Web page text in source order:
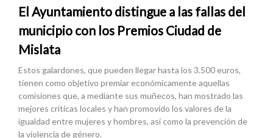
El Ayuntamiento distingue a las fallas del
municipio con los Premios Ciudad de
Mislata
Estos galardones, que pueden llegar hasta los 3.500 euros,
tienen como objetivo premiar económicamente aquellas
comisiones que, a mediante sus muñecos, han mostrado las
mejores críticas locales y han promovido los valores de la
igualdad entre mujeres y hombres, así como la prevención de
la violencia de género.